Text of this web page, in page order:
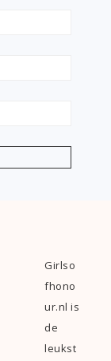
Girlso
fhono
ur.nl is
de
leukst